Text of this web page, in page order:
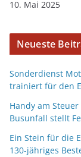
10. Mai 2025
Neueste
Sonderdienst
trainiert für den
Handy am
Busunfall stellt
Ein Stein für die
130-jähriges